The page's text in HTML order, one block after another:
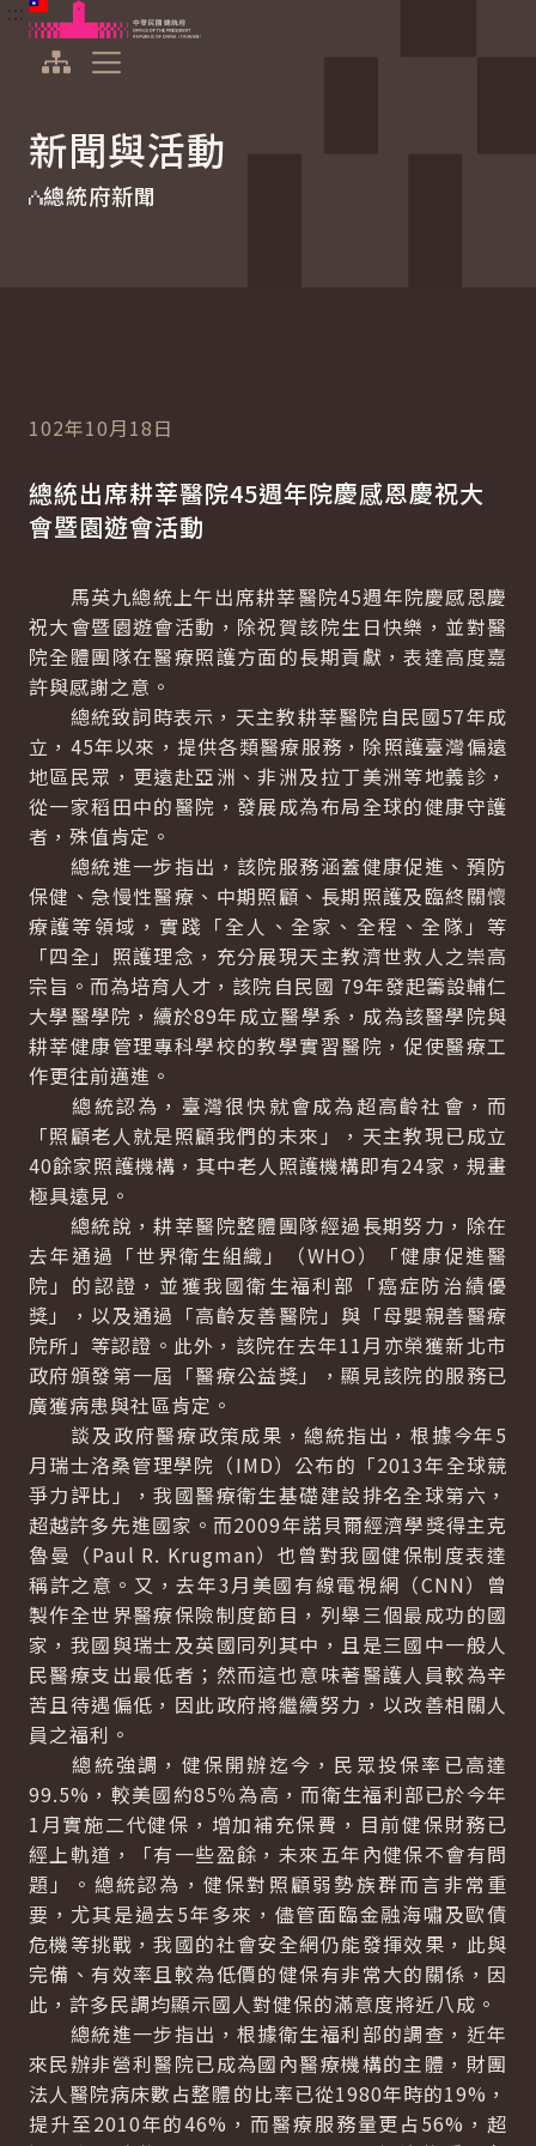
跳到主要內容
中華民國總統府
新聞與活動
總統府新聞
102年10月18日
總統出席耕莘醫院45週年院慶感恩慶祝大
會暨園遊會活動
馬英九總統上午出席耕莘醫院45週年院慶感恩慶
祝大會暨園遊會活動，除祝賀該院生日快樂，並對醫
院全體團隊在醫療照護方面的長期貢獻，表達高度嘉
許與感謝之意。
總統致詞時表示，天主教耕莘醫院自民國57年成
立，45年以來，提供各類醫療服務，除照護臺灣偏遠
地區民眾，更遠赴亞洲、非洲及拉丁美洲等地義診，
從一家稻田中的醫院，發展成為布局全球的健康守護
者，殊值肯定。
總統進一步指出，該院服務涵蓋健康促進、預防
保健、急慢性醫療、中期照顧、長期照護及臨終關懷
療護等領域，實踐「全人、全家、全程、全隊」等
「四全」照護理念，充分展現天主教濟世救人之崇高
宗旨。而為培育人才，該院自民國 79年發起籌設輔仁
大學醫學院，續於89年成立醫學系，成為該醫學院與
耕莘健康管理專科學校的教學實習醫院，促使醫療工
作更往前邁進。
總統認為，臺灣很快就會成為超高齡社會，而
「照顧老人就是照顧我們的未來」，天主教現已成立
40餘家照護機構，其中老人照護機構即有24家，規畫
極具遠見。
總統說，耕莘醫院整體團隊經過長期努力，除在
去年通過「世界衛生組織」（WHO）「健康促進醫
院」的認證，並獲我國衛生福利部「癌症防治績優
獎」，以及通過「高齡友善醫院」與「母嬰親善醫療
院所」等認證。此外，該院在去年11月亦榮獲新北市
政府頒發第一屆「醫療公益獎」，顯見該院的服務已
廣獲病患與社區肯定。
談及政府醫療政策成果，總統指出，根據今年5
月瑞士洛桑管理學院（IMD）公布的「2013年全球競
爭力評比」，我國醫療衛生基礎建設排名全球第六，
超越許多先進國家。而2009年諾貝爾經濟學獎得主克
魯曼（Paul R. Krugman）也曾對我國健保制度表達
稱許之意。又，去年3月美國有線電視網（CNN）曾
製作全世界醫療保險制度節目，列舉三個最成功的國
家，我國與瑞士及英國同列其中，且是三國中一般人
民醫療支出最低者；然而這也意味著醫護人員較為辛
苦且待遇偏低，因此政府將繼續努力，以改善相關人
員之福利。
總統強調，健保開辦迄今，民眾投保率已高達
99.5%，較美國約85％為高，而衛生福利部已於今年
1月實施二代健保，增加補充保費，目前健保財務已
經上軌道，「有一些盈餘，未來五年內健保不會有問
題」。總統認為，健保對照顧弱勢族群而言非常重
要，尤其是過去5年多來，儘管面臨金融海嘯及歐債
危機等挑戰，我國的社會安全網仍能發揮效果，此與
完備、有效率且較為低價的健保有非常大的關係，因
此，許多民調均顯示國人對健保的滿意度將近八成。
總統進一步指出，根據衛生福利部的調查，近年
來民辦非營利醫院已成為國內醫療機構的主體，財團
法人醫院病床數占整體的比率已從1980年時的19%，
提升至2010年的46%，而醫療服務量更占56%，超